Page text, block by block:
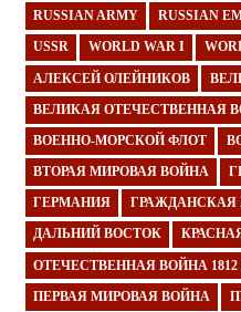
RUSSIAN ARMY RUSSIAN
USSR WORLD WAR I
АЛЕКСЕЙ ОЛЕЙНИКОВ
ВЕЛИКАЯ ОТЕЧЕСТВЕННАЯ
ВОЕННО-МОРСКОЙ ФЛОТ
ВТОРАЯ МИРОВАЯ ВОЙНА
ГЕРМАНИЯ ГРАЖДАНСКАЯ
ДАЛЬНИЙ ВОСТОК
ОТЕЧЕСТВЕННАЯ ВОЙНА 1812
ПЕРВАЯ МИРОВАЯ ВОЙНА